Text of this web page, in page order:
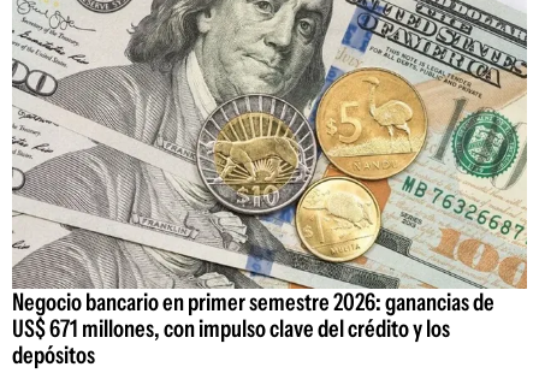
Negocio bancario en primer semestre 2026: ganancias de
US$ 671 millones, con impulso clave del crédito y los
depósitos